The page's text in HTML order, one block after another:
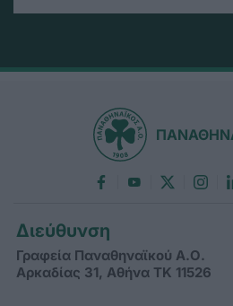
Διεύθυνση
Γραφεία Παναθηναϊκού Α.Ο.
Αρκαδίας 31, Αθήνα ΤΚ 11526